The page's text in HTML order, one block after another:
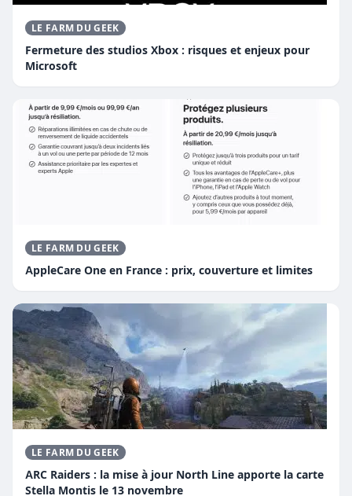
LE FARM DU GEEK
Fermeture des studios Xbox : risques et enjeux pour
Microsoft
LE FARM DU GEEK
AppleCare One en France : prix, couverture et limites
LE FARM DU GEEK
ARC Raiders : la mise à jour North Line apporte la carte
Stella Montis le 13 novembre